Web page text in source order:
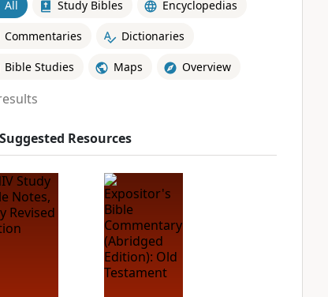
All Study Bibles Encyclopedias
Commentaries Dictionaries
Bible Studies Maps Overview
Suggested Resources